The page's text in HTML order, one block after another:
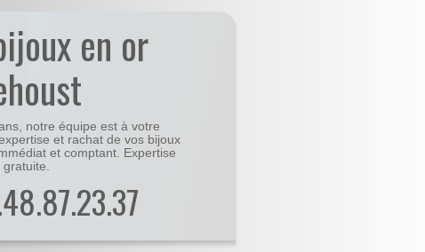
en or
notre équipe est à votre
et rachat de vos bijoux
et comptant. Expertise
gratuite.